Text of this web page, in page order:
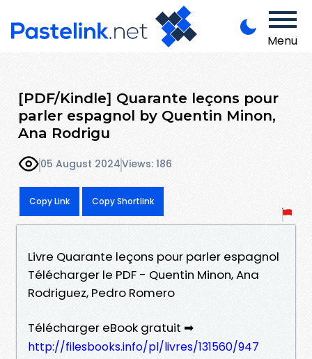
Menu
[PDF/Kindle] Quarante leçons pour
parler espagnol by Quentin Minon,
Ana Rodrigu
05 August 2024Views: 186
Copy Link Copy Shortlink
Livre Quarante leçons pour parler espagnol
Télécharger le PDF - Quentin Minon, Ana
Rodriguez, Pedro Romero
Télécharger eBook gratuit ➡
http://filesbooks.info/pl/livres/131560/947